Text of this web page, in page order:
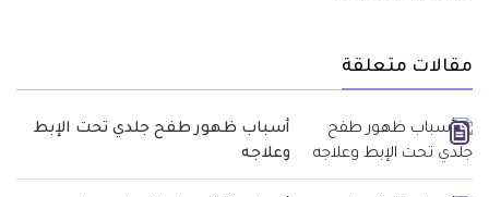
مقالات متعلقة
أسباب ظهور طفح جلدي تحت الإبط
وعلاجه